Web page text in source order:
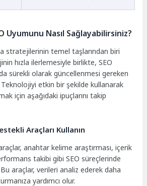
Uyumunu Nasıl Sağlayabilirsiniz?
stratejilerinin temel taşlarından biri
hızla ilerlemesiyle birlikte, SEO
sürekli olarak güncellenmesi gereken
etkin bir şekilde kullanarak
için aşağıdaki ipuçlarını takip
Araçları Kullanın
anahtar kelime araştırması, içerik
takibi gibi SEO süreçlerinde
Bu araçlar, verileri analiz ederek daha
yardımcı olur.